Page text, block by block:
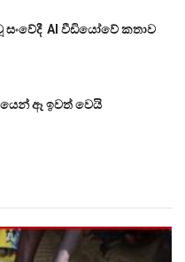
AI වීඩියෝවේ කතාව
ඈ ඉවත් වෙයි